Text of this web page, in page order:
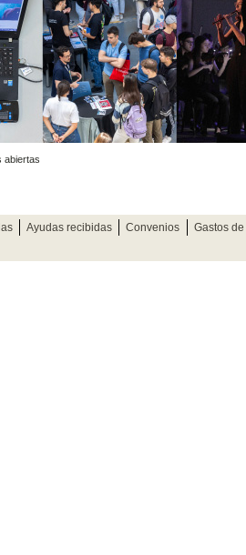
abiertas
Ayudas recibidas Convenios Gastos